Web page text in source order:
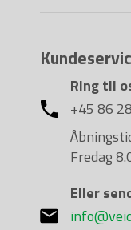
Ring til
+45 86
Fredag
Eller